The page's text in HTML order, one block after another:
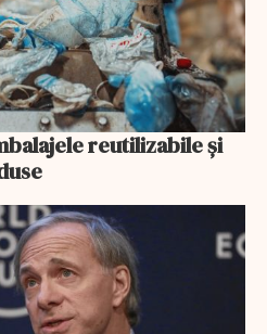
reutilizabile și